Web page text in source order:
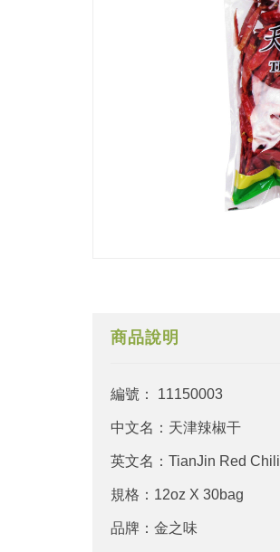
商品說明
編號： 11150003
中文名：天津辣椒干
英文名：TianJin Red Chili
規格：12oz X 30bag
品牌：金之味